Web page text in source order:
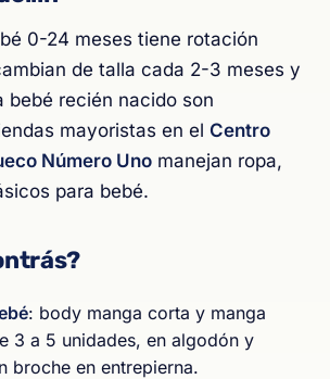
0-24 meses tiene rotación
de talla cada 2-3 meses y
bebé recién nacido son
mayoristas en el Centro
Número Uno manejan ropa,
para bebé.
: body manga corta y manga
3 a 5 unidades, en algodón y
broche en entrepierna.